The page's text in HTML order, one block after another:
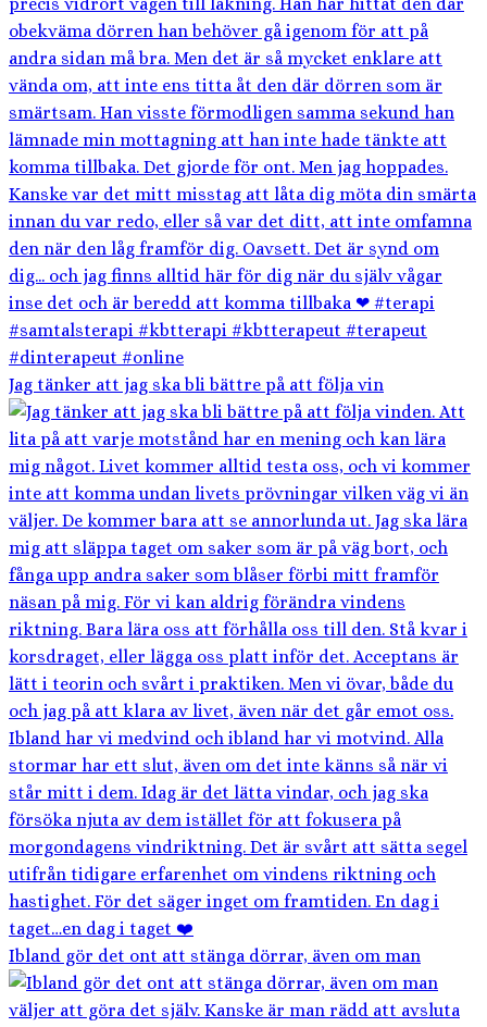
Jag tänker att jag ska bli bättre på att följa vin
Ibland gör det ont att stänga dörrar, även om man